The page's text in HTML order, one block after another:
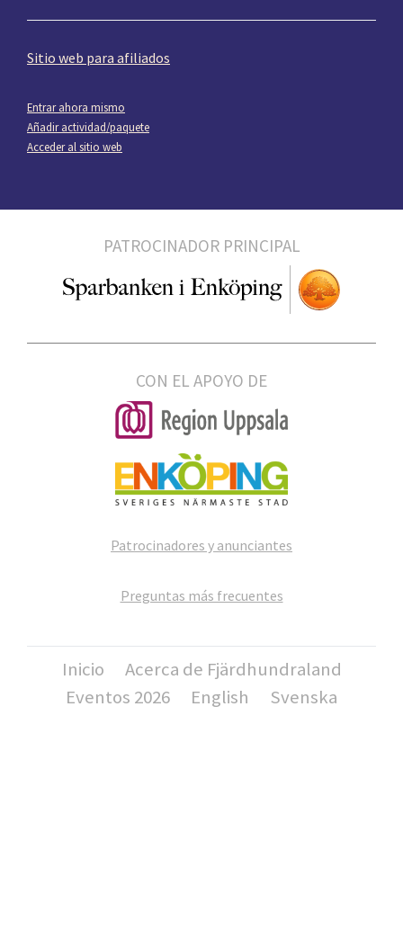
Sitio web para afiliados
Entrar ahora mismo
Añadir actividad/paquete
Acceder al sitio web
PATROCINADOR PRINCIPAL
CON EL APOYO DE
Patrocinadores y anunciantes
Preguntas más frecuentes
Inicio
Acerca de Fjärdhundraland
Eventos 2026
English Svenska